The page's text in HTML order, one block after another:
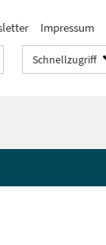
Impressum
Schnellzugriff